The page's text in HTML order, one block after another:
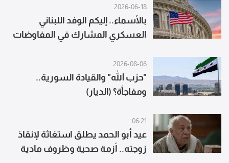
2026-06-18
بالأسماء.. إليكم الوفد اللبناني
العسكري المشارك في المفاوضات
2026-08-06
"حزب الله" والقيادة السورية..
ومفاجأة؟ (الديار)
06:21
عيد أبو الحمد يطلق استغاثة لإنقاذ
زوجته.. أزمة صحية وظروف مادية